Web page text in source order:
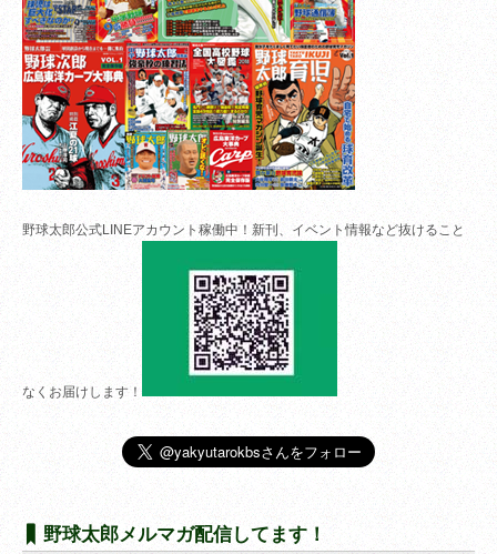
野球太郎公式LINEアカウント稼働中！新刊、イベント情報など抜けること
なくお届けします！
野球太郎メルマガ配信してます！